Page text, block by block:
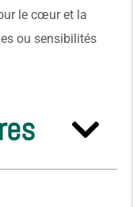
le cœur et la
ou sensibilités